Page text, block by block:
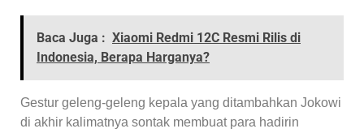
Baca Juga : Xiaomi Redmi 12C Resmi Rilis di
Indonesia, Berapa Harganya?
Gestur geleng-geleng kepala yang ditambahkan Jokowi
di akhir kalimatnya sontak membuat para hadirin